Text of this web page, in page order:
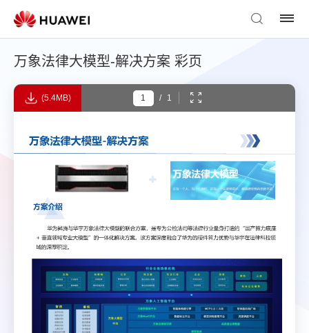
万象法律大模型-解决方案 彩页
(5.4MB) / 1